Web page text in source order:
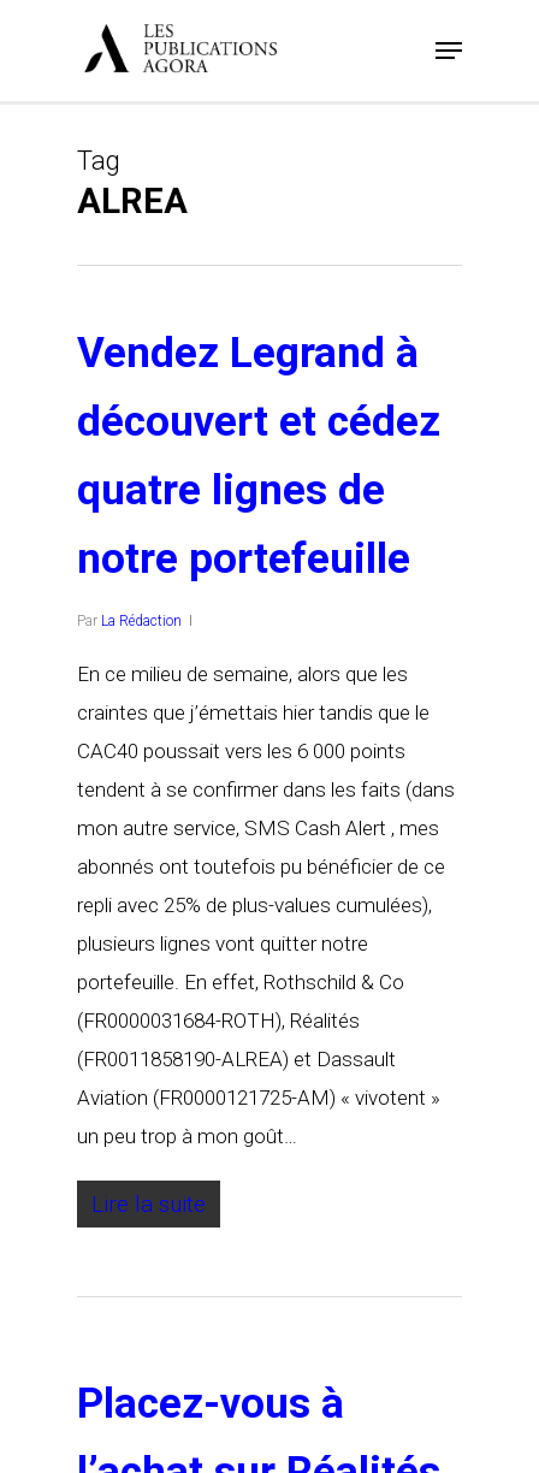
Menu
Tag
ALREA
Vendez Legrand à
découvert et cédez
quatre lignes de
notre portefeuille
Par La Rédaction
En ce milieu de semaine, alors que les
craintes que j’émettais hier tandis que le
CAC40 poussait vers les 6 000 points
tendent à se confirmer dans les faits (dans
mon autre service, SMS Cash Alert , mes
abonnés ont toutefois pu bénéficier de ce
repli avec 25% de plus-values cumulées),
plusieurs lignes vont quitter notre
portefeuille. En effet, Rothschild & Co
(FR0000031684-ROTH), Réalités
(FR0011858190-ALREA) et Dassault
Aviation (FR0000121725-AM) « vivotent »
un peu trop à mon goût…
Lire la suite
Placez-vous à